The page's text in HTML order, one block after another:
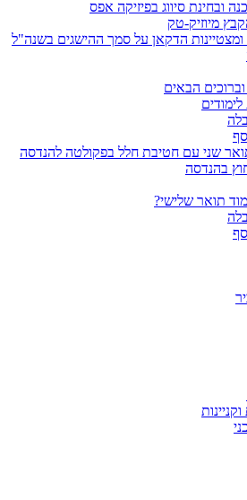
ובחינת סיווג בפיזיקה אפס
מיוזיק-טק
ומצטיינות הדקאן על סמך ההישגים בשנה"ל
הבאים
לימודים
שני עם חטיבת חלל בפקולטה להנדסה
בהנדסה
תואר שלישי?